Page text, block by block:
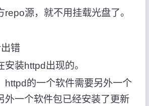
repo源，就不用挂载光盘了。
错
装httpd出现的。
httpd的一个软件需要另外一个
外一个软件包已经安装了更新